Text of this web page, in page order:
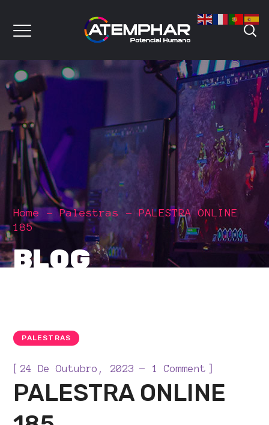
Home Palestras
PALESTRA ONLINE
185
BLOG
PALESTRAS
[ 24 De Outubro, 2023 1 Comment ]
PALESTRA ONLINE